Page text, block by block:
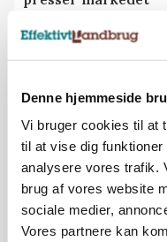
Denne hjemmeside
Vi bruger cookies til at
til at vise dig
analysere vores trafik.
brug af vores website
sociale medier,
Vores partnere kan